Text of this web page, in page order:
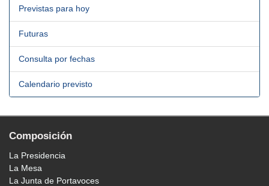
Previstas para hoy
Futuras
Consulta por fechas
Calendario previsto
Composición
La Presidencia
La Mesa
La Junta de Portavoces